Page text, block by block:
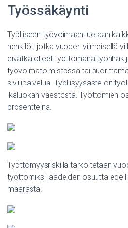
Työssäkäynti
Työlliseen työvoimaan luetaan
henkilöt, jotka vuoden viimeisellä
eivätkä olleet työttömänä
työvoimatoimistossa tai
siviilipalvelua. Työllisyysaste on
ikäluokan väestöstä. Työttömien
prosentteina.
Työttömyysriskillä tarkoitetaan
työttömiksi jäädeiden osuutta
määrästä.